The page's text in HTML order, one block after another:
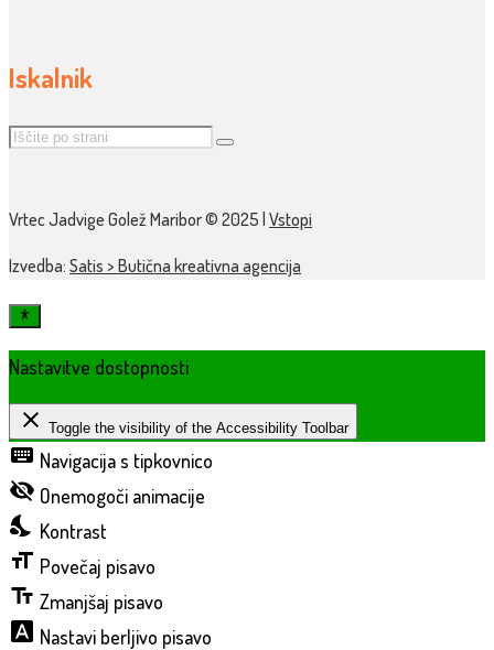
Iskalnik
Vrtec Jadvige Golež Maribor © 2025 | Vstopi
Izvedba: Satis > Butična kreativna agencija
Nastavitve dostopnosti
close Toggle the visibility of the Accessibility Toolbar
keyboard Navigacija s tipkovnico
visibility_off Onemogoči animacije
nights_stay Kontrast
format_size Povečaj pisavo
text_fields Zmanjšaj pisavo
font_download Nastavi berljivo pisavo